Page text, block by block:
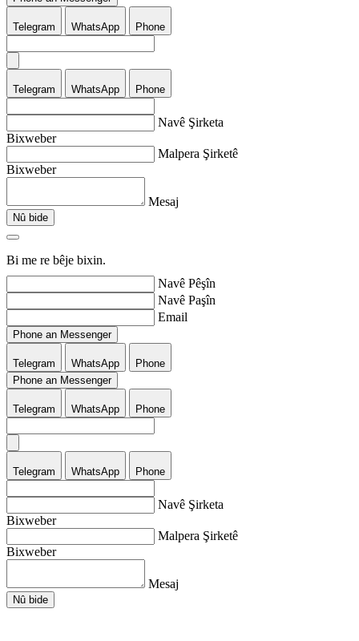
Telegram WhatsApp Phone
Telegram WhatsApp Phone
Navê Şirketa
Bixweber
Malpera Şirketê
Bixweber
Mesaj
Nû bide
Bi me re bêje bixin.
Navê Pêşîn
Navê Paşîn
Email
Phone an Messenger
Telegram WhatsApp
Phone
Phone an Messenger
Telegram WhatsApp Phone
Telegram WhatsApp Phone
Navê Şirketa
Bixweber
Malpera Şirketê
Bixweber
Mesaj
Nû bide